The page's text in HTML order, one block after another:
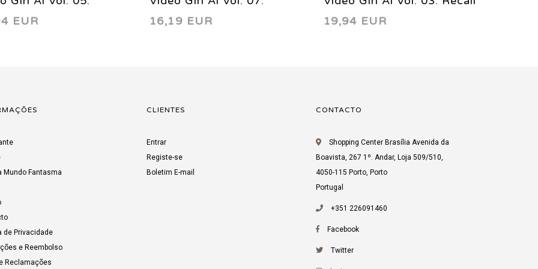
2002
EUR
Retake 2004
16,19 EUR
2001
19,94 EUR
Mundo Fantasma
de Privacidade
e Reembolso
Reclamações
CLIENTES
Entrar
Registe-se
Boletim E-mail
CONTACTO
Shopping Center Brasília Avenida da
Boavista, 267 1º. Andar, Loja 509/510,
4050-115 Porto, Porto
Portugal
+351 226091460
Facebook
Twitter